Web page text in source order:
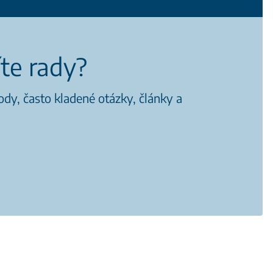
rady?
často kladené otázky, články a